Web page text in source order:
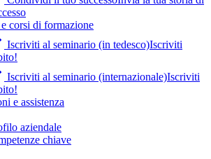
corsi di formazione
Iscriviti al seminario (in tedesco)Iscriviti
Iscriviti al seminario (internazionale)Iscriviti
e assistenza
aziendale
chiave